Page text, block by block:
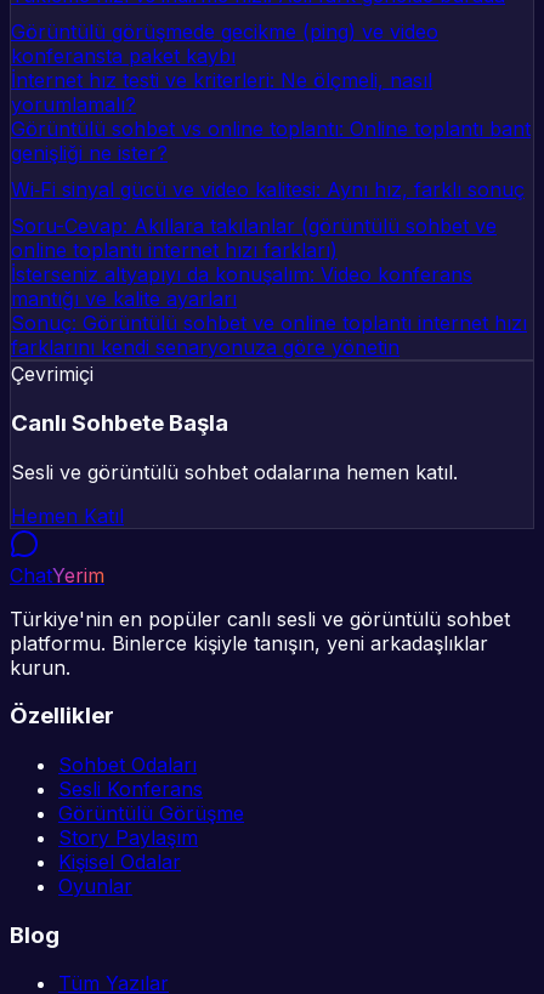
Görüntülü görüşmede gecikme (ping) ve video
konferansta paket kaybı
İnternet hız testi ve kriterleri: Ne ölçmeli, nasıl
yorumlamalı?
Görüntülü sohbet vs online toplantı: Online toplantı bant
genişliği ne ister?
Wi‑Fi sinyal gücü ve video kalitesi: Aynı hız, farklı sonuç
Soru-Cevap: Akıllara takılanlar (görüntülü sohbet ve
online toplantı internet hızı farkları)
İsterseniz altyapıyı da konuşalım: Video konferans
mantığı ve kalite ayarları
Sonuç: Görüntülü sohbet ve online toplantı internet hızı
farklarını kendi senaryonuza göre yönetin
Çevrimiçi
Canlı Sohbete Başla
Sesli ve görüntülü sohbet odalarına hemen katıl.
Hemen Katıl
ChatYerim
Türkiye'nin en popüler canlı sesli ve görüntülü sohbet
platformu. Binlerce kişiyle tanışın, yeni arkadaşlıklar
kurun.
Özellikler
Sohbet Odaları
Sesli Konferans
Görüntülü Görüşme
Story Paylaşım
Kişisel Odalar
Oyunlar
Blog
Tüm Yazılar